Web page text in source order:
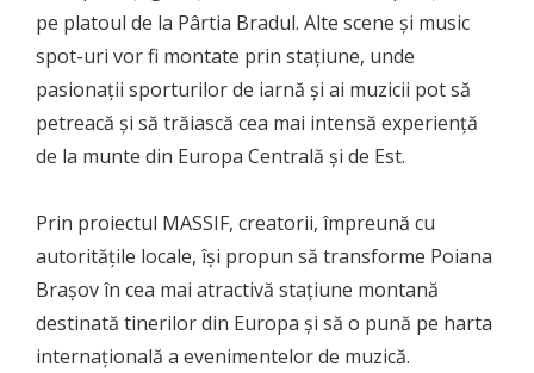
pe platoul de la Pârtia Bradul. Alte scene și music
spot-uri vor fi montate prin stațiune, unde
pasionații sporturilor de iarnă și ai muzicii pot să
petreacă și să trăiască cea mai intensă experiență
de la munte din Europa Centrală și de Est.
Prin proiectul MASSIF, creatorii, împreună cu
autoritățile locale, își propun să transforme Poiana
Brașov în cea mai atractivă stațiune montană
destinată tinerilor din Europa și să o pună pe harta
internațională a evenimentelor de muzică.